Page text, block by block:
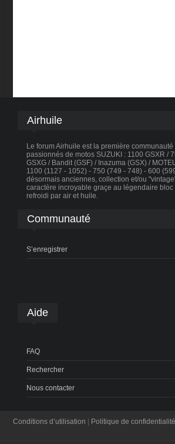
Airhuile
Le forum Airhuile est la première
passionnés de motos SUZUKI : 1100 GSXR /
GSXG / Bandit (GSF) / Inazuma (GSX) /
1100 (1127 - 1052) - 750 (749 - 748) - 600
désormais anciennes, collection et/ou
caractère incroyable graçe au légendaire bloc
refroidi par air et huile.
Communauté
S’enregistrer
Aide
FAQ
Rechercher
Nous contacter
Conditions d’utilisation | Politique de confidentialité